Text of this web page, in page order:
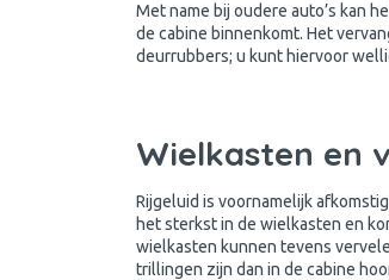
Met name bij oudere auto’s kan
de cabine binnenkomt. Het
deurrubbers; u kunt hiervoor
Wielkasten en
Rijgeluid is voornamelijk
het sterkst in de wielkasten en
wielkasten kunnen tevens
trillingen zijn dan in de cabine